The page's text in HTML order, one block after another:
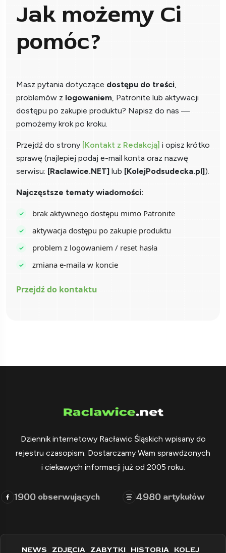
Jak możemy Ci
pomóc?
Masz pytania dotyczące dostępu do treści,
problemów z logowaniem, Patronite lub aktywacji
dostępu po zakupie produktu? Napisz do nas —
pomożemy krok po kroku.
Przejdź do strony [Kontakt z Redakcją] i opisz krótko
sprawę (najlepiej podaj e-mail konta oraz nazwę
serwisu: [Raclawice.NET] lub [KolejPodsudecka.pl]).
Najczęstsze tematy wiadomości:
brak aktywnego dostępu mimo Patronite
aktywacja dostępu po zakupie produktu
problem z logowaniem / reset hasła
zmiana e-maila w koncie
Przejdź do kontaktu
Dziennik internetowy Racławic Śląskich wpisany do
rejestru czasopism. Dostarczamy Wam sprawdzonych
i ciekawych informacji już od 2005 roku.
1900 obserwujących 4980 artykułów
NEWS ZDJĘCIA ZABYTKI HISTORIA KOLEJ